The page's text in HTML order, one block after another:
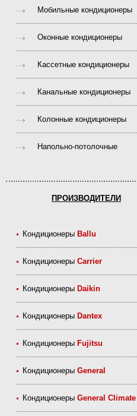
Мобильные кондиционеры
Оконные кондиционеры
Кассетные кондиционеры
Канальные кондиционеры
Колонные кондиционеры
Напольно-потолочные
ПРОИЗВОДИТЕЛИ
Кондиционеры Ballu
КондиционерыCarrier
Кондиционеры Daikin
Кондиционеры Dantex
Кондиционеры Fujitsu
КондиционерыGeneral
КондиционерыGeneral Climate